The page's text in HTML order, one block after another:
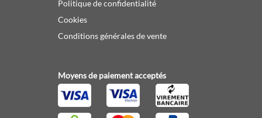
Politique de confidentialité
Cookies
Conditions générales de vente
Moyens de paiement acceptés